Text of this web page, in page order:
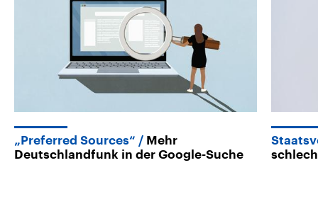
„Preferred Sources“
Mehr
Deutschlandfunk in der Google-Suche